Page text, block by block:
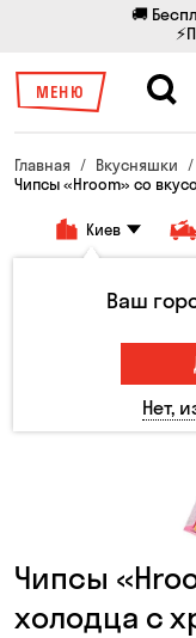
🚚
МЕНЮ
Главная Вкусняшки
Чипсы «Hroom» со
Киев
Чипсы
холодца с
Ваш
Нет,